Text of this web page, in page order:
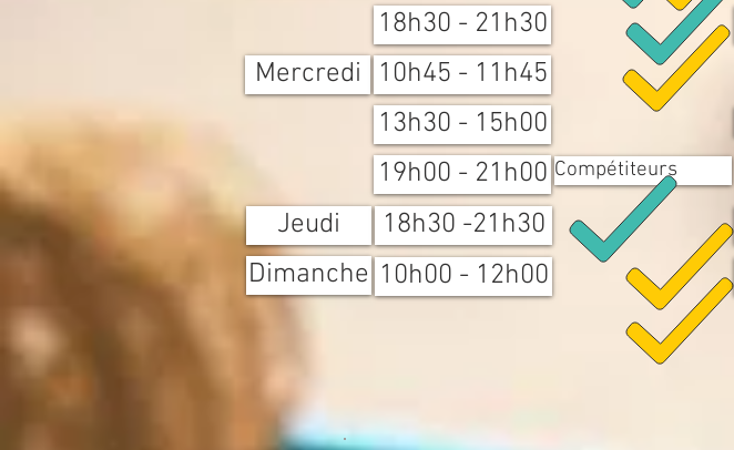
18h30 - 21h30
Mercredi
10h45 - 11h45
13h30 - 15h00
19h00 - 21h00 Compétiteurs
Jeudi 18h30 -21h30
Dimanche 10h00 - 12h00